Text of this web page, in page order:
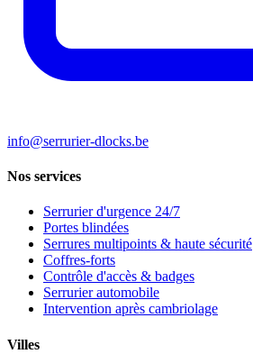
info@serrurier-dlocks.be
Nos services
Serrurier d'urgence 24/7
Portes blindées
Serrures multipoints & haute sécurité
Coffres-forts
Contrôle d'accès & badges
Serrurier automobile
Intervention après cambriolage
Villes